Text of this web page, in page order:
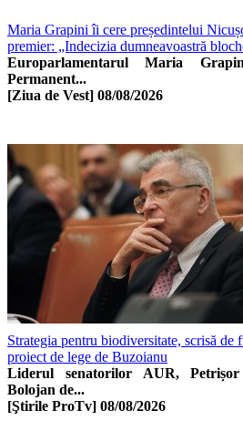
Maria Grapini îi cere președintelui
premier: „Indecizia dumneavoastră
Europarlamentarul Maria
Permanent...
[Ziua de Vest] 08/08/2026
Strategia pentru biodiversitate, scrisă de
proiect de lege de Buzoianu
Liderul senatorilor AUR,
Bolojan de...
[Ştirile ProTv] 08/08/2026